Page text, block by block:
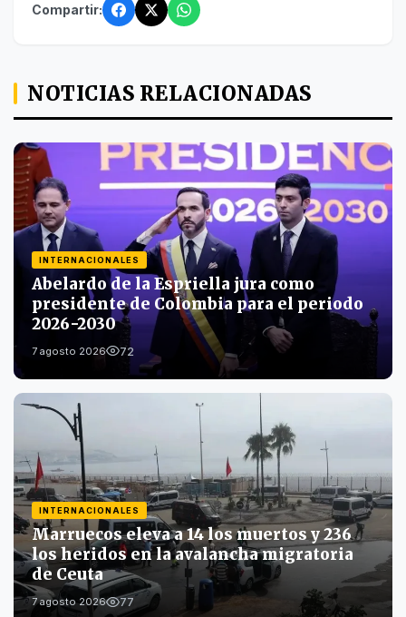
Compartir:
NOTICIAS RELACIONADAS
INTERNACIONALES
Abelardo de la Espriella jura como
presidente de Colombia para el periodo
2026-2030
7 agosto 2026 72
INTERNACIONALES
Marruecos eleva a 14 los muertos y 236
los heridos en la avalancha migratoria
de Ceuta
7 agosto 2026 77